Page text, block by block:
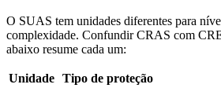
O SUAS tem unidades diferentes para
complexidade. Confundir CRAS com
abaixo resume cada um:
Unidade Tipo de proteção